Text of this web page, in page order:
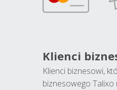
Klienci
Klienci biznesowi,
biznesowego Talixo